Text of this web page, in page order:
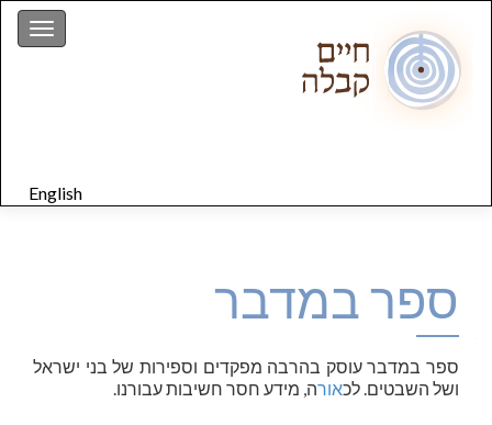
English
ספר במדבר
ספר במדבר עוסק בהרבה מפקדים וספירות של בני ישראל
ושל השבטים. לכאורה, מידע חסר חשיבות עבורנו.